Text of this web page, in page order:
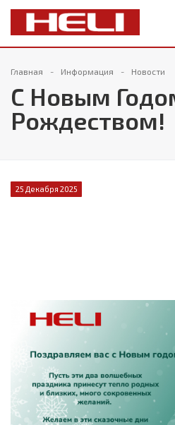
Главная Информация Новости
С Новым
Рождеством!
25 Декабря 2025